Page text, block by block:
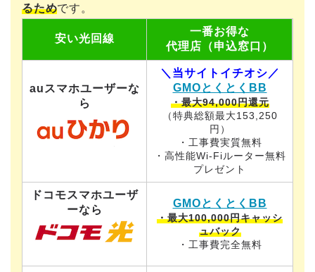
るためです。
安い光回線
一番お得な
代理店（申込窓口）
auスマホユーザーな
ら
＼当サイトイチオシ／
GMOとくとくBB
・最大94,000円還元
（特典総額最大153,250
円）
・工事費実質無料
・高性能Wi-Fiルーター無料
プレゼント
ドコモスマホユーザ
ーなら
GMOとくとくBB
・最大100,000円キャッシ
ュバック
・工事費完全無料